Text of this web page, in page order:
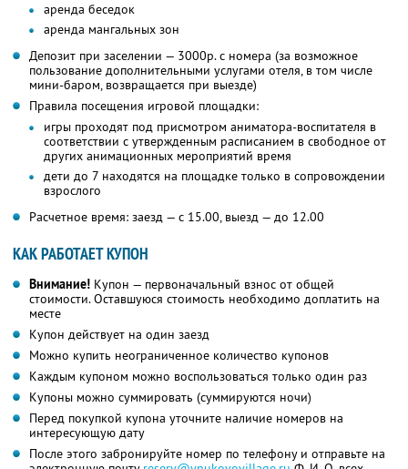
аренда беседок
аренда мангальных зон
Депозит при заселении — 3000р. с номера (за возможное
пользование дополнительными услугами отеля, в том числе
мини-баром, возвращается при выезде)
Правила посещения игровой площадки:
игры проходят под присмотром аниматора-воспитателя в
соответствии с утвержденным расписанием в свободное от
других анимационных мероприятий время
дети до 7 находятся на площадке только в сопровождении
взрослого
Расчетное время: заезд — с 15.00, выезд — до 12.00
КАК РАБОТАЕТ КУПОН
Внимание! Купон — первоначальный взнос от общей
стоимости. Оставшуюся стоимость необходимо доплатить на
месте
Купон действует на один заезд
Можно купить неограниченное количество купонов
Каждым купоном можно воспользоваться только один раз
Купоны можно суммировать (суммируются ночи)
Перед покупкой купона уточните наличие номеров на
интересующую дату
После этого забронируйте номер по телефону и отправьте на